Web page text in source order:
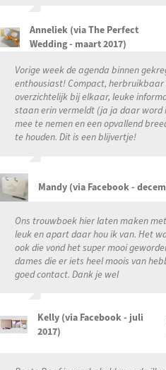
Anneliek (via The Perfect
Wedding - maart 2017)
Vorige week de agenda binnen
enthousiast! Compact, herbruikbaar
overzichtelijk bij elkaar, leuke
staan erin vermeldt (ja ja daar
mee te nemen en een opvallend
te houden. Dit is een blijvertje!
Mandy (via Facebook -
Ons trouwboek hier laten maken
leuk en apart daar hou ik van. Het
ook die vond het super mooi
dames die er iets heel moois van
goed contact. Dank je wel
Kelly (via Facebook - juli
2017)